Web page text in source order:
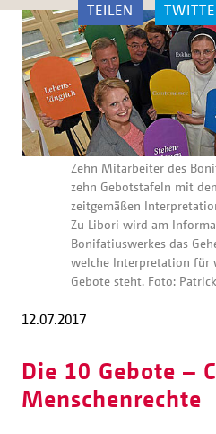
TEILEN
Zehn Mitarbeiter des
zehn Gebotstafeln mit
zeitgemäßen
Zu Libori wird am
Bonifatiuswerkes das
welche Interpretation für
Gebote steht. Foto:
12.07.2017
Die 10 Gebote –
Menschenrechte